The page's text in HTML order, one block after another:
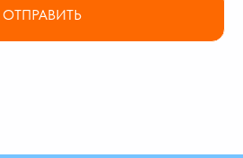
ОТПРАВИТЬ